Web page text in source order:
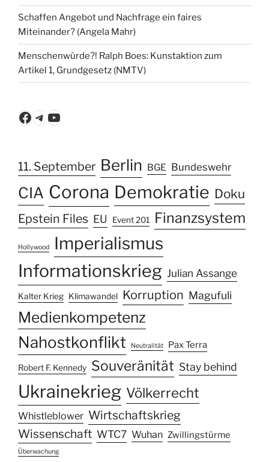
Schaffen Angebot und Nachfrage ein faires
Miteinander? (Angela Mahr)
Menschenwürde?! Ralph Boes: Kunstaktion zum
Artikel 1, Grundgesetz (NMTV)
Facebook
Telegram
YouTube
11. September Berlin BGE Bundeswehr
CIA Corona Demokratie Doku
Epstein Files EU Event 201 Finanzsystem
Hollywood
Imperialismus
Informationskrieg Julian Assange
Kalter Krieg Klimawandel Korruption Magufuli
Medienkompetenz
Nahostkonflikt Neutralität Pax Terra
Robert F. Kennedy Souveränität Stay behind
Ukrainekrieg Völkerrecht
Whistleblower Wirtschaftskrieg
Wissenschaft WTC7 Wuhan Zwillingstürme
Überwachung